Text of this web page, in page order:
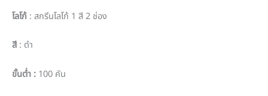
โลโก้ : สกรีนโลโก้ 1 สี 2 ช่อง
สี: ดำ
ขั้นต่ำ : 100 คัน